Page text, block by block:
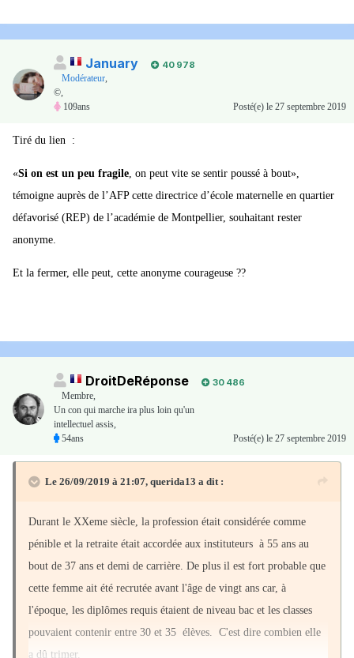
January
40 978
Modérateur,
©,
109ans
Posté(e) le 27 septembre 2019
Tiré du lien :
«Si on est un peu fragile, on peut vite se sentir poussé à bout»,
témoigne auprès de l’AFP cette directrice d’école maternelle en quartier
défavorisé (REP) de l’académie de Montpellier, souhaitant rester
anonyme.
Et la fermer, elle peut, cette anonyme courageuse ??
DroitDeRéponse
30 486
Membre,
Un con qui marche ira plus loin qu'un
intellectuel assis,
54ans
Posté(e) le 27 septembre 2019
Le 26/09/2019 à 21:07, querida13 a dit :
Durant le XXeme siècle, la profession était considérée comme
pénible et la retraite était accordée aux instituteurs à 55 ans au
bout de 37 ans et demi de carrière. De plus il est fort probable que
cette femme ait été recrutée avant l'âge de vingt ans car, à
l'époque, les diplômes requis étaient de niveau bac et les classes
pouvaient contenir entre 30 et 35 élèves. C'est dire combien elle
a dû trimer.